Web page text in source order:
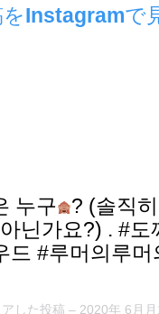
をInstagramで
누구
? (솔직
닌가요?) . #도
드 #루머의루
した投稿 – 2020年 6月